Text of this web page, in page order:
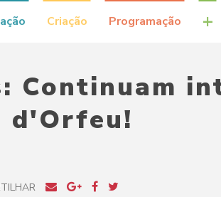
Criação Programação +
Continuam
d'Orfeu!